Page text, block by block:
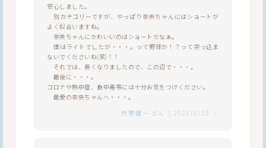
安心しました。
別カテゴリーですが、やっぱり奈央ちゃんにはショートが
よく似合いますね。
奈央ちゃんにかわいいのはショートだなぁ。
僕はライトでしたが・・・。って野球か！？って突っ込ま
ないでくださいね(笑)！！
それでは、長くなりましたので、この辺で・・・。
最後に・・・。
コロナや熱中症、食中毒等には十分お気をつけください。
最愛の奈央ちゃんへ・・・。
狩野健一 さん [ 2021/6/15 ]